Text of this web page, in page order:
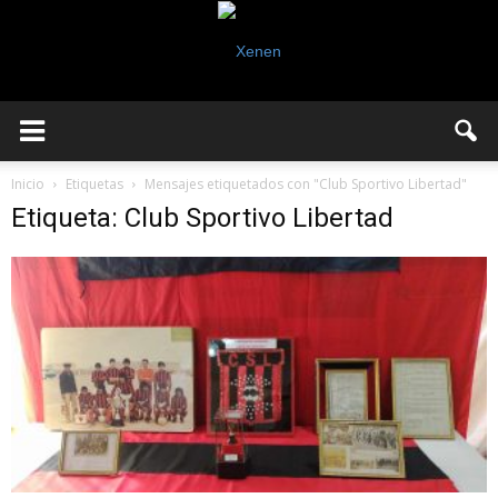
Inicio Etiquetas Mensajes etiquetados con "Club Sportivo Libertad"
Etiqueta: Club Sportivo Libertad